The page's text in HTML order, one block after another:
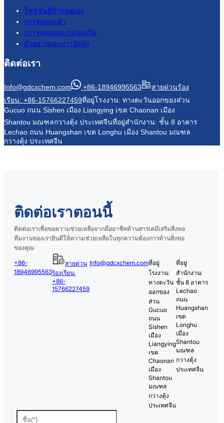
โซลูชันที่กำหนดเอง
การทดสอบผ้า
การทดสอบอุปกรณ์เสริม
ตัวอย่างและการจัดส่ง
ติดต่อเรา
Info@gdcxchem.com +86-18946995563
สายด่วนร้อง
เรียน: +86-15766227459ที่อยู่โรงงาน: ทางตะวันออกของส่วน
Gucuo ถนน Sishen เมือง Liangying เขต Chaonan เมือง
Shantou มณฑลกวางตุ้ง ประเทศจีนที่อยู่สำนักงาน: ชั้น 8 อาคาร
Lechao ถนน Huangshan เขต Longhu เมือง Shantou มณฑล
กวางตุ้ง ประเทศจีน
ติดต่อเราตอนนี้
ติดต่อเราเพื่อขอความช่วยเหลือจากมืออาชีพด้านสารเคมีเสริมสิ่งทอ
ทีมงานของเรายินดีให้ความช่วยเหลือในทุกความต้องการด้านสิ่งทอ
ของคุณ
+86-
18946995563
สายด่วน
ร้องเรียน:
+86-
15766227459
Info@gdcxchem.comที่อยู่
โรงงาน:
ทางตะวัน
ออกของ
ส่วน
Gucuo
ถนน
Sishen
เมือง
Liangying
เขต
Chaonan
เมือง
Shantou
มณฑล
กวางตุ้ง
ประเทศจีน
ที่อยู่
สำนักงาน:
ชั้น 8 อาคาร
Lechao
ถนน
Huangshan
เขต
Longhu
เมือง
Shantou
มณฑล
กวางตุ้ง
ประเทศจีน